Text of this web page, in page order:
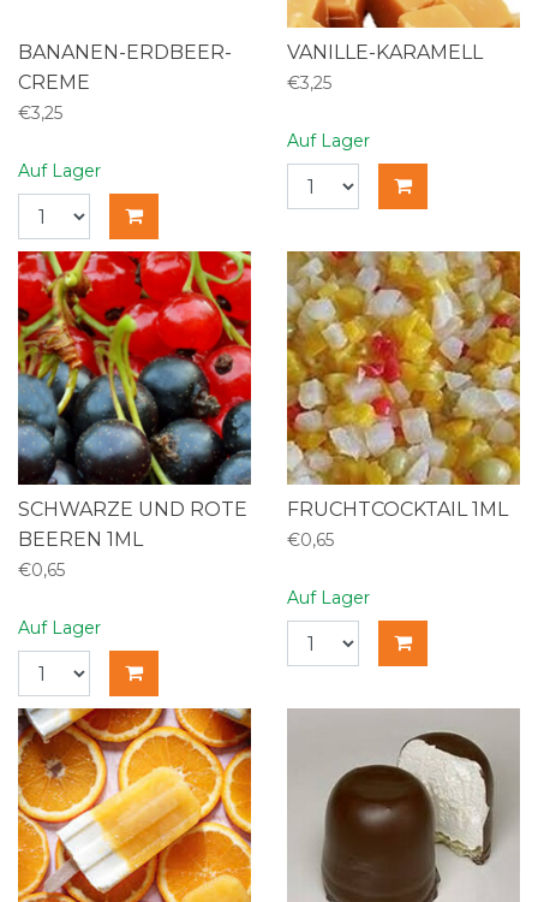
BANANEN-ERDBEER-
CREME
€3,25
Auf Lager
VANILLE-KARAMELL
€3,25
Auf Lager
SCHWARZE UND ROTE
BEEREN 1ML
€0,65
Auf Lager
FRUCHTCOCKTAIL 1ML
€0,65
Auf Lager